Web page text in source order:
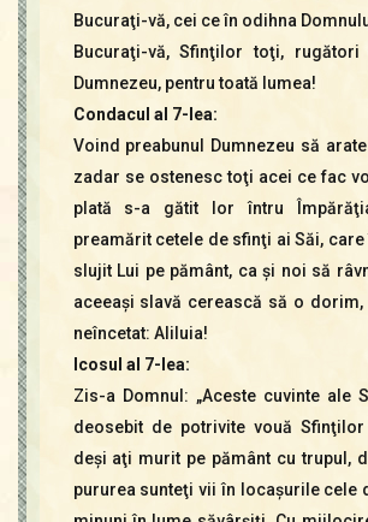
Bucuraţi-vă, cei ce în odihna
Bucuraţi-vă, Sfinţilor toţi,
Dumnezeu, pentru toată lumea!
Condacul al 7-lea:
Voind preabunul Dumnezeu să
zadar se ostenesc toţi acei ce fac
plată s-a gătit lor întru
preamărit cetele de sfinţi ai Săi,
slujit Lui pe pământ, ca şi noi să
aceeaşi slavă cerească să o dorim,
neîncetat: Aliluia!
Icosul al 7-lea:
Zis-a Domnul: „Aceste cuvinte ale
deosebit de potrivite vouă
deşi aţi murit pe pământ cu trupul,
pururea sunteţi vii în locaşurile cele